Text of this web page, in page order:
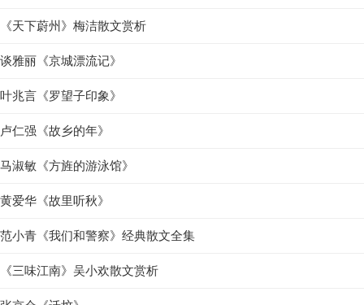
《天下蔚州》梅洁散文赏析
谈雅丽《京城漂流记》
叶兆言《罗望子印象》
卢仁强《故乡的年》
马淑敏《方旌的游泳馆》
黄爱华《故里听秋》
范小青《我们和警察》经典散文全集
《三味江南》吴小欢散文赏析